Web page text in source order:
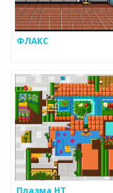
ФЛАКС
Плазма НТ